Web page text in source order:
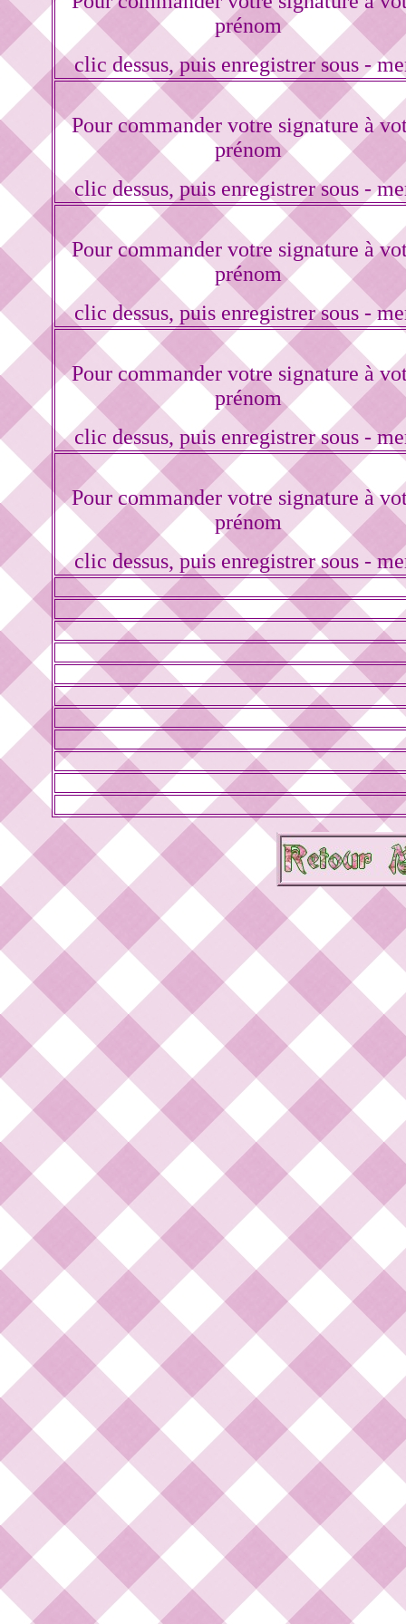
prénom
clic dessus, puis enregistrer sous -
Pour commander votre signature à
prénom
clic dessus, puis enregistrer sous -
Pour commander votre signature à
prénom
clic dessus, puis enregistrer sous -
Pour commander votre signature à
prénom
clic dessus, puis enregistrer sous -
Pour commander votre signature à
prénom
clic dessus, puis enregistrer sous -